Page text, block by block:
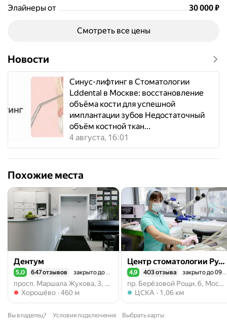
Элайнеры от
Цена
30000
30 000₽
Смотреть все цены
Новости
Синус-лифтинг в Стоматологии
Lddental в Москве: восстановление
объёма кости для успешной
имплантации зубов Недостаточный
объём костной ткан...
4 августа, 16:01
Похожие места
Дентум
Рейтинг 5,0 из 5
5,0 647 отзывов закрыто до 09:30
просп. Маршала Жукова, 3, Москва
Метро Хорошёво
Хорошёво 460 м
Центр стоматологии Рудента
Рейтинг 4,9 из 5
4,9 403 отзыва закрыто до 09:00
пр. Берёзовой Рощи, 6, Москва
Метро ЦСКА
ЦСКА 1,06 км
Вы владелец? Условия подключения Выбрать карты